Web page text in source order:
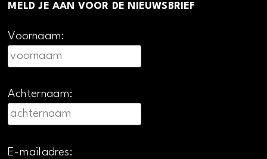
MELD JE AAN VOOR DE NIEUWSBRIEF
Voornaam:
Achternaam:
E-mailadres: